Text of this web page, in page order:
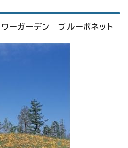
ワーガーデン ブルーボネット